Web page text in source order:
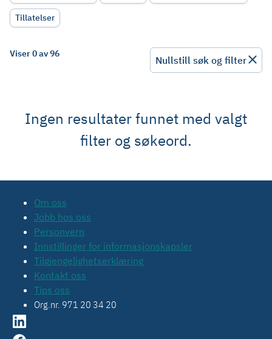
Tillatelser
Viser 0 av 96
Nullstill søk og filter
Ingen resultater funnet med valgt
filter og søkeord.
Om oss
Jobb hos oss
Personvern
Innstillinger for informasjonskapsler
Tilgjengelighetserklæring
Kontakt oss
Tips oss
Org.nr. 971 20 34 20